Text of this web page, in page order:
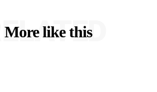
More like this
RELATED